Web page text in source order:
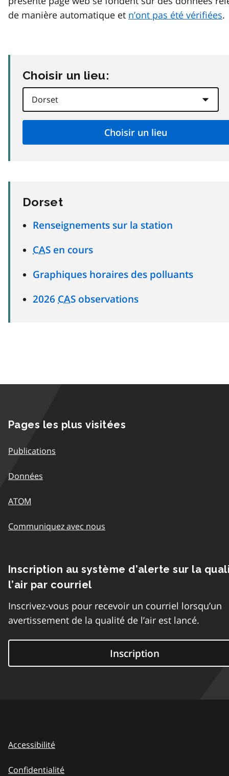
de manière automatique et n’ont pas été vérifiées.
Choisir un lieu:
Dorset
Renseignements sur la station
CAS en cours
Graphiques horaires des polluants
2026 CAS observations
Pages les plus visitées
Publications
Données
ATOM
Communiquez avec nous
Inscription au système d’alerte sur la
l’air par courriel
Inscrivez-vous pour recevoir un courriel lorsqu’un
avertissement de la qualité de l’air est lancé.
Inscription
Accessibilité
Confidentialité